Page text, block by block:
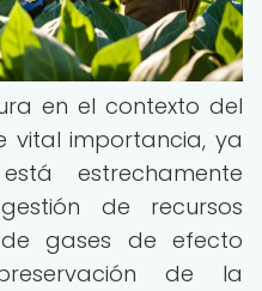
en el contexto del
vital importancia, ya
estrechamente
de recursos
gases de efecto
de la